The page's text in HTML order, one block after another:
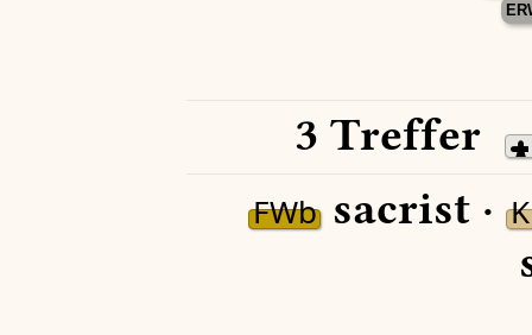
3 Treffer
FWbsacrist ·